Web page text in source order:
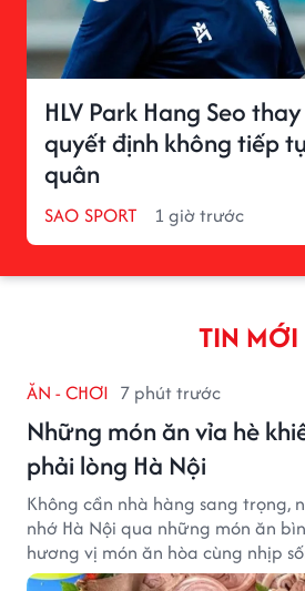
HLV Park Hang Seo
quyết định không tiếp
quân
SAO SPORT 1 giờ trước
TIN MỚI
ĂN - CHƠI 7 phút trước
Những món ăn vỉa hè
phải lòng Hà Nội
Không cần nhà hàng sang trọng,
nhớ Hà Nội qua những món ăn
hương vị món ăn hòa cùng nhịp
phố phường.